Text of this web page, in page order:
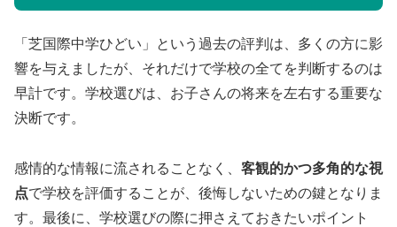
「芝国際中学ひどい」という過去の評判は、多くの方に影
響を与えましたが、それだけで学校の全てを判断するのは
早計です。学校選びは、お子さんの将来を左右する重要な
決断です。
感情的な情報に流されることなく、 客観的かつ多角的な視
点で学校を評価することが、後悔しないための鍵となりま
す。最後に、学校選びの際に押さえておきたいポイント